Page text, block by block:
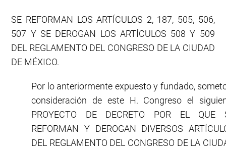
SE REFORMAN LOS ARTÍCULOS 2, 187, 505, 506,
507 Y SE DEROGAN LOS ARTÍCULOS 508 Y 509
DEL REGLAMENTO DEL CONGRESO DE LA CIUDAD
DE MÉXICO.
Por lo anteriormente expuesto y fundado,
consideración de este H. Congreso el
PROYECTO DE DECRETO POR EL QUE
REFORMAN Y DEROGAN DIVERSOS
DEL REGLAMENTO DEL CONGRESO DE LA